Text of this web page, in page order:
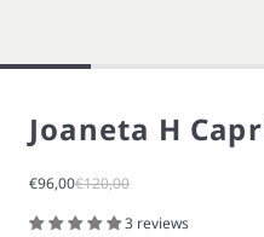
Joaneta H
Sale price
€96,00Regular price
€120,00
3 reviews